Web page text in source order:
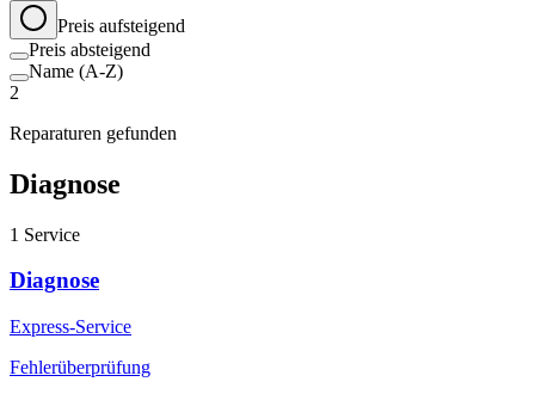
Preis aufsteigend
Preis absteigend
Name (A-Z)
2
Reparaturen gefunden
Diagnose
1 Service
Diagnose
Express-Service
Fehlerüberprüfung